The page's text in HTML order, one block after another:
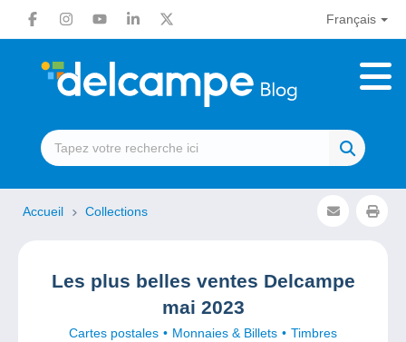
Français
Accueil Collections
Les plus belles ventes Delcampe
mai 2023
Cartes postales Monnaies & Billets
Timbres